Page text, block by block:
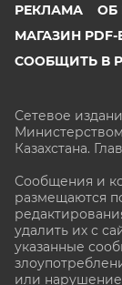
РЕКЛАМА
ОБ
МАГАЗИН
СООБЩИТЬ В
Сетевое
Казахстана.
Сообщения и
размещаются
удалить их с
указанные
или